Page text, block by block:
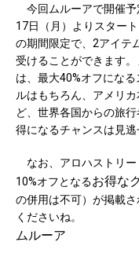
今回ムルーアで開催予
17日（月）よりスター
の期間限定で、2アイテ
受けることができます
は、最大40%オフにな
ルはもちろん、アメリ
ど、世界各国からの旅
得になるチャンスは見逃
なお、アロハストリー
10%オフとなるお得な
の併用は不可）が掲載
くださいね。
ムルーア